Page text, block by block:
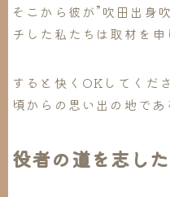
そこから彼が”吹田出身
チした私たちは取材を申
すると快くOKしてくだ
頃からの思い出の地であ
役者の道を志し